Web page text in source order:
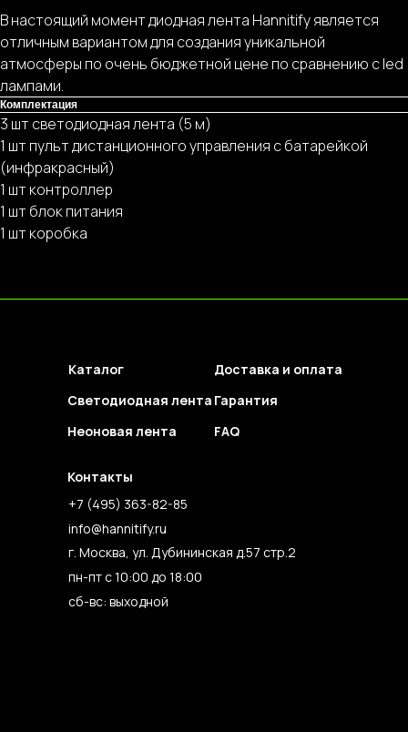
В настоящий момент диодная лента Hannitify является
отличным вариантом для создания уникальной
атмосферы по очень бюджетной цене по сравнению с led
лампами.
Комплектация
3 шт светодиодная лента (5 м)
1 шт пульт дистанционного управления с батарейкой
(инфракрасный)
1 шт контроллер
1 шт блок питания
1 шт коробка
FAQ
info@hannitify.ru
Неоновая лента
пн-пт с 10:00 до 18:00
сб-вс: выходной
Гарантия
+7 (495) 363-82-85
Светодиодная лента
г. Москва, ул. Дубининская д.57 стр.2
Доставка и оплата
Контакты
Каталог